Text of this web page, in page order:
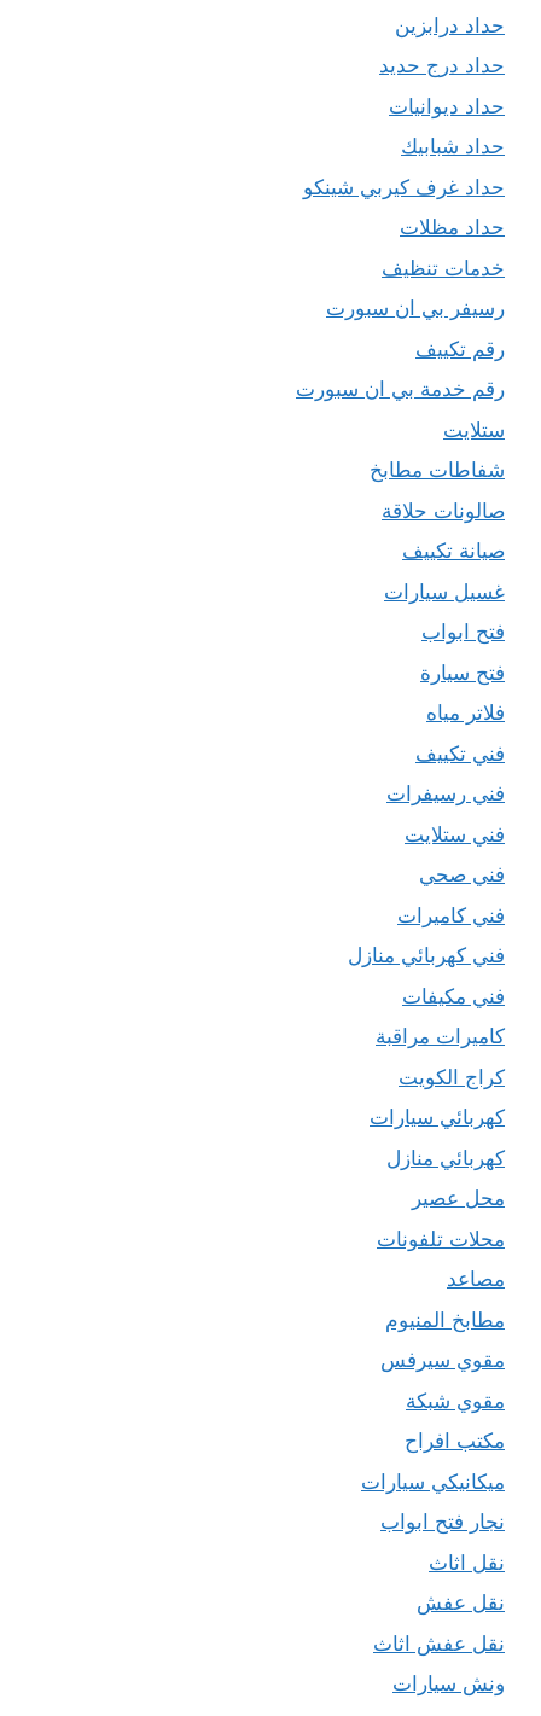
حداد درابزين
حداد درج حديد
حداد ديوانيات
حداد شبابيك
حداد غرف كيربي شينكو
حداد مظلات
خدمات تنظيف
رسيفر بي ان سبورت
رقم تكييف
رقم خدمة بي ان سبورت
ستلايت
شفاطات مطابخ
صالونات حلاقة
صيانة تكييف
غسيل سيارات
فتح ابواب
فتح سيارة
فلاتر مياه
فني تكييف
فني رسيفرات
فني ستلايت
فني صحي
فني كاميرات
فني كهربائي منازل
فني مكيفات
كاميرات مراقبة
كراج الكويت
كهربائي سيارات
كهربائي منازل
محل عصير
محلات تلفونات
مصاعد
مطابخ المنيوم
مقوي سيرفس
مقوي شبكة
مكتب افراح
ميكانيكي سيارات
نجار فتح ابواب
نقل اثاث
نقل عفش
نقل عفش اثاث
ونش سيارات